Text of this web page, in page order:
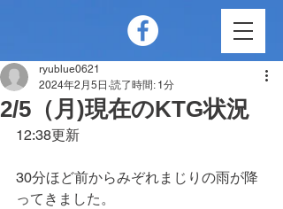
2/5（月)現在のKTG状況
ryublue0621
2024年2月5日 読了時間: 1分
12:38更新
30分ほど前からみぞれまじりの雨が降
ってきました。